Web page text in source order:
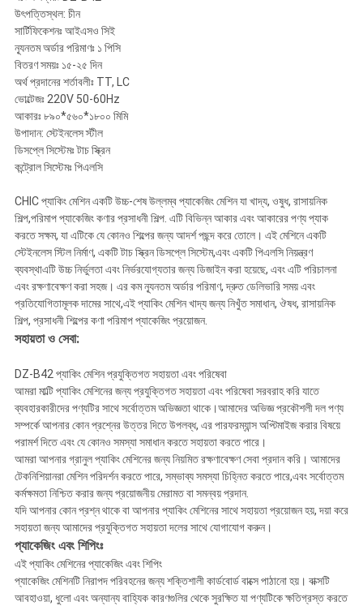
উৎপত্তিস্থল: চীন
সার্টিফিকেশনঃ আইএসও সিই
ন্যূনতম অর্ডার পরিমাণঃ ১ পিসি
বিতরণ সময়ঃ ১৫-২৫ দিন
অর্থ প্রদানের শর্তাবলীঃ TT, LC
ভোল্টেজঃ 220V 50-60Hz
আকারঃ ৮৯০*৫৬০*১৮০০ মিমি
উপাদান: স্টেইনলেস স্টীল
ডিসপ্লে সিস্টেমঃ টাচ স্ক্রিন
কন্ট্রোল সিস্টেমঃ পিএলসি
CHIC প্যাকিং মেশিন একটি উচ্চ-শেষ উল্লম্ব প্যাকেজিং মেশিন যা খাদ্য, ওষুধ, রাসায়নিক
শিল্প,পরিমাপ প্যাকেজিং কণার প্রসাধনী শিল্প. এটি বিভিন্ন আকার এবং আকারের পণ্য প্যাক
করতে সক্ষম, যা এটিকে যে কোনও শিল্পের জন্য আদর্শ পছন্দ করে তোলে। এই মেশিনে একটি
স্টেইনলেস স্টিল নির্মাণ, একটি টাচ স্ক্রিন ডিসপ্লে সিস্টেম,এবং একটি পিএলসি নিয়ন্ত্রণ
ব্যবস্থাএটি উচ্চ নির্ভুলতা এবং নির্ভরযোগ্যতার জন্য ডিজাইন করা হয়েছে, এবং এটি পরিচালনা
এবং রক্ষণাবেক্ষণ করা সহজ। এর কম ন্যূনতম অর্ডার পরিমাণ, দ্রুত ডেলিভারি সময় এবং
প্রতিযোগিতামূলক দামের সাথে,এই প্যাকিং মেশিন খাদ্য জন্য নিখুঁত সমাধান, ঔষধ, রাসায়নিক
শিল্প, প্রসাধনী শিল্পের কণা পরিমাপ প্যাকেজিং প্রয়োজন.
সহায়তা ও সেবা:
DZ-B42 প্যাকিং মেশিন প্রযুক্তিগত সহায়তা এবং পরিষেবা
আমরা মাল্টি প্যাকিং মেশিনের জন্য প্রযুক্তিগত সহায়তা এবং পরিষেবা সরবরাহ করি যাতে
ব্যবহারকারীদের পণ্যটির সাথে সর্বোত্তম অভিজ্ঞতা থাকে।আমাদের অভিজ্ঞ প্রকৌশলী দল পণ্য
সম্পর্কে আপনার কোন প্রশ্নের উত্তর দিতে উপলব্ধ, এর পারফরম্যান্স অপ্টিমাইজ করার বিষয়ে
পরামর্শ দিতে এবং যে কোনও সমস্যা সমাধান করতে সহায়তা করতে পারে।
আমরা আপনার গ্রানুল প্যাকিং মেশিনের জন্য নিয়মিত রক্ষণাবেক্ষণ সেবা প্রদান করি। আমাদের
টেকনিশিয়ানরা মেশিন পরিদর্শন করতে পারে, সম্ভাব্য সমস্যা চিহ্নিত করতে পারে,এবং সর্বোত্তম
কর্মক্ষমতা নিশ্চিত করার জন্য প্রয়োজনীয় মেরামত বা সমন্বয় প্রদান.
যদি আপনার কোন প্রশ্ন থাকে বা আপনার প্যাকিং মেশিনের সাথে সহায়তা প্রয়োজন হয়, দয়া করে
সহায়তা জন্য আমাদের প্রযুক্তিগত সহায়তা দলের সাথে যোগাযোগ করুন।
প্যাকেজিং এবং শিপিংঃ
এই প্যাকিং মেশিনের প্যাকেজিং এবং শিপিং
প্যাকেজিং মেশিনটি নিরাপদ পরিবহনের জন্য শক্তিশালী কার্ডবোর্ড বাক্সে পাঠানো হয়। বাক্সটি
আবহাওয়া, ধুলো এবং অন্যান্য বাহ্যিক কারণগুলির থেকে সুরক্ষিত যা পণ্যটিকে ক্ষতিগ্রস্ত করতে